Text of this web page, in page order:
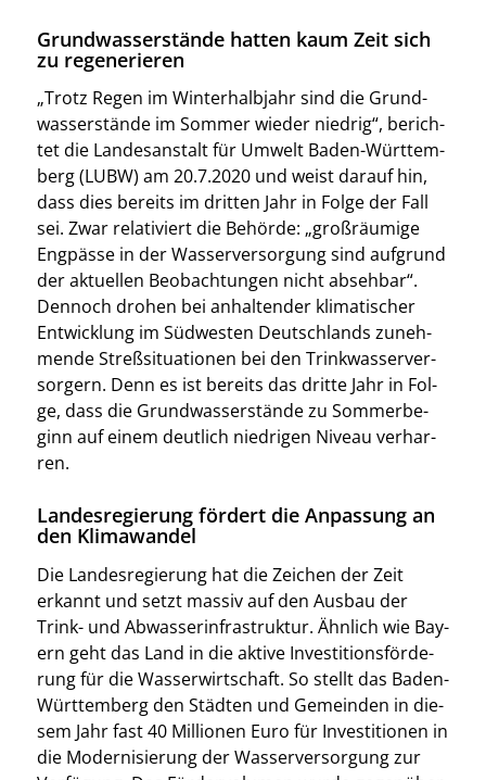
Grundwasserstände hatten kaum Zeit sich
zu regenerieren
„Trotz Regen im Win­ter­halb­jahr sind die Grund­
was­ser­stän­de im Som­mer wie­der nied­rig“, berich­
tet die Lan­des­an­stalt für Umwelt Baden-Würt­tem­
berg (LUBW) am 20.7.2020 und weist dar­auf hin,
dass dies bereits im drit­ten Jahr in Fol­ge der Fall
sei. Zwar rela­ti­viert die Behör­de: „groß­räu­mi­ge
Eng­päs­se in der Was­ser­ver­sor­gung sind auf­grund
der aktu­el­len Beob­ach­tun­gen nicht abseh­bar“.
Den­noch dro­hen bei anhal­ten­der kli­ma­ti­scher
Ent­wick­lung im Süd­wes­ten Deutsch­lands zuneh­
men­de Streß­si­tua­tio­nen bei den Trink­was­ser­ver­
sor­gern. Denn es ist bereits das drit­te Jahr in Fol­
ge, dass die Grund­was­ser­stän­de zu Som­mer­be­
ginn auf einem deut­lich nied­ri­gen Niveau ver­har­
ren.
Landesregierung fördert die Anpassung an
den Klimawandel
Die Lan­des­re­gie­rung hat die Zei­chen der Zeit
erkannt und setzt mas­siv auf den Aus­bau der
Trink- und Abwas­ser­in­fra­struk­tur. Ähn­lich wie Bay­
ern geht das Land in die akti­ve Inves­ti­ti­ons­för­de­
rung für die Was­ser­wirt­schaft. So stellt das Baden-
Würt­tem­berg den Städ­ten und Gemein­den in die­
sem Jahr fast 40 Mil­lio­nen Euro für Inves­ti­tio­nen in
die Moder­ni­sie­rung der Was­ser­ver­sor­gung zur